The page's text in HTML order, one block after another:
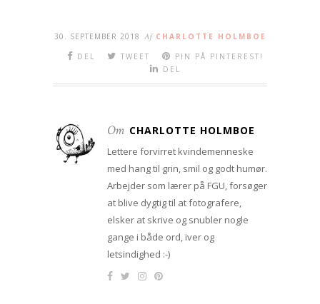
30. SEPTEMBER 2018 Af CHARLOTTE HOLMBOE
DEL
TWEET
PIN PÅ PINTEREST!
DEL
Om CHARLOTTE HOLMBOE
Lettere forvirret kvindemenneske
med hang til grin, smil og godt humør.
Arbejder som lærer på FGU, forsøger
at blive dygtig til at fotografere,
elsker at skrive og snubler nogle
gange i både ord, iver og
letsindighed :-)